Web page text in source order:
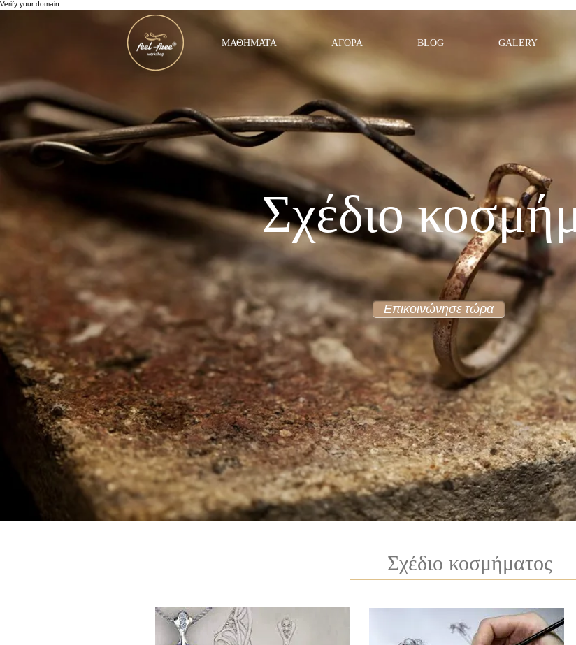
Verify your domain
ΜΑΘΗΜΑΤΑ ΑΓΟΡΑ BLOG GALERY
Σχέδιο
Επικοινώνησε τώρα
Σχέδιο κοσμήματος